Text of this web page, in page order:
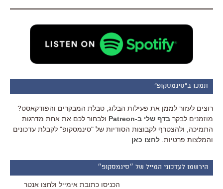
תמכו ב"סינמסקופ"
רוצים לעזור לממן את פעילות הבלוג, טבלת המבקרים והפודקאסט?
מוזמנים לבקר בדף שלי ב-Patreon
ולבחור לכם את אחת מדרגות
התמיכה, ולהצטרף לקבוצות הסודיות של "סינמסקופ" לקבלת עדכונים
והמלצות פרטיות. לחצו כאן
הירשמו לעדכוני המייל של ״סינמסקופ״
הכניסו כתובת אימייל ולחצו אנטר